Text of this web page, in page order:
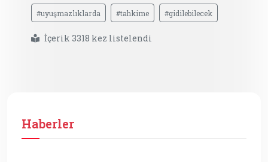
#uyuşmazlıklarda #tahkime #gidilebilecek
İçerik 3318 kez listelendi
Haberler